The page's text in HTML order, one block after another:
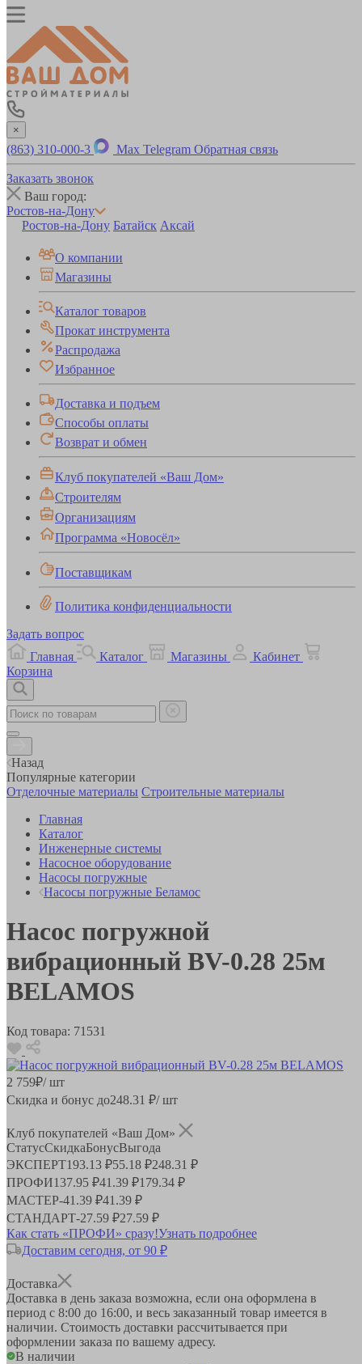
×
(863) 310-000-3 Max Telegram Обратная связь
Заказать звонок
Ваш город:
Ростов-на-Дону
Ростов-на-Дону Батайск Аксай
О компании
Магазины
Каталог товаров
Прокат инструмента
Распродажа
Избранное
Доставка и подъем
Способы оплаты
Возврат и обмен
Клуб покупателей «Ваш Дом»
Строителям
Организациям
Программа «Новосёл»
Поставщикам
Политика конфиденциальности
Задать вопрос
Главная
Каталог Магазины
Кабинет
Корзина
Назад
Популярные категории
Отделочные материалы Строительные материалы
Главная
Каталог
Инженерные системы
Насосное оборудование
Насосы погружные
Насосы погружные Беламос
Насос погружной
вибрационный BV-0.28 25м
BELAMOS
Код товара: 71531
2 759₽/ шт
Скидка и бонус до248.31 ₽/ шт
Клуб покупателей «Ваш Дом»
СтатусСкидкаБонусВыгода
ЭКСПЕРТ193.13 ₽55.18 ₽248.31 ₽
ПРОФИ137.95 ₽41.39 ₽179.34 ₽
МАСТЕР-41.39 ₽41.39 ₽
СТАНДАРТ-27.59 ₽27.59 ₽
Как стать «ПРОФИ» сразу!Узнать подробнее
Доставим сегодня, от 90 ₽
Доставка
Доставка в день заказа возможна, если она оформлена в
период с 8:00 до 16:00, и весь заказанный товар имеется в
наличии. Стоимость доставки рассчитывается при
оформлении заказа по вашему адресу.
В наличии